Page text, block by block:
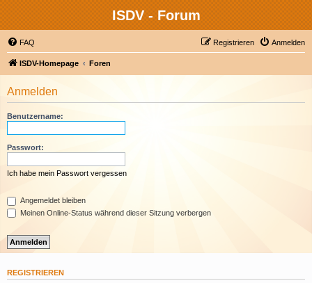
ISDV - Forum
FAQ Anmelden
Registrieren
ISDV-Homepage Foren
Anmelden
Benutzername:
Passwort:
Ich habe mein Passwort vergessen
Angemeldet bleiben
Meinen Online-Status während dieser Sitzung verbergen
REGISTRIEREN